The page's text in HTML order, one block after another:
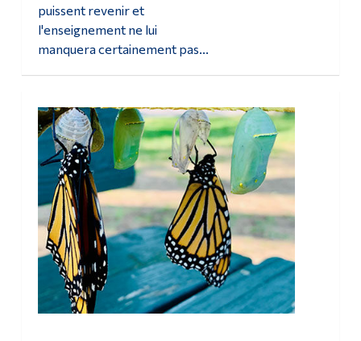
puissent revenir et
l'enseignement ne lui
manquera certainement pas...